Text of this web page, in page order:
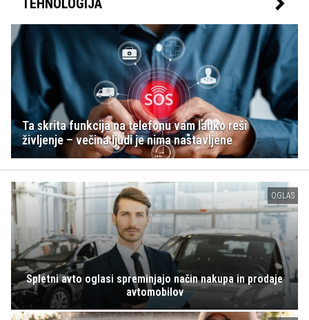
TEHNOLOGIJA
Ta skrita funkcija na telefonu vam lahko reši
življenje – večina ljudi je nima nastavljene
OGLAS
Spletni avto oglasi spreminjajo način nakupa in prodaje
avtomobilov